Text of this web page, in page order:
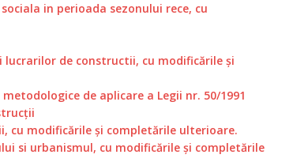
in perioada sezonului rece, cu
lucrarilor de constructii, cu modificările și
de aplicare a Legii nr. 50/1991
cu modificările și completările ulterioare.
si urbanismul, cu modificările și completările